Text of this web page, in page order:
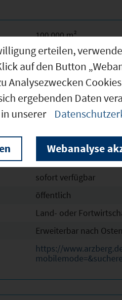
100.000 m²
6.500 m²
Röthenbach
in Vorbereitung
Industriegebiet (GI)
kurzfristig verfügbar
sofort verfügbar
öffentlich
Land- oder
Erweiterbar nach
https://
erteilen,
auf den Button
Analysezwecken
ergebenden Daten
unserer
Webanalyse